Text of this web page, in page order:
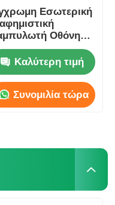
Εσωτερική
Οθόνη
Video Wall
800mcd-
Καλύτερη τιμή
Συνομιλία τώρα